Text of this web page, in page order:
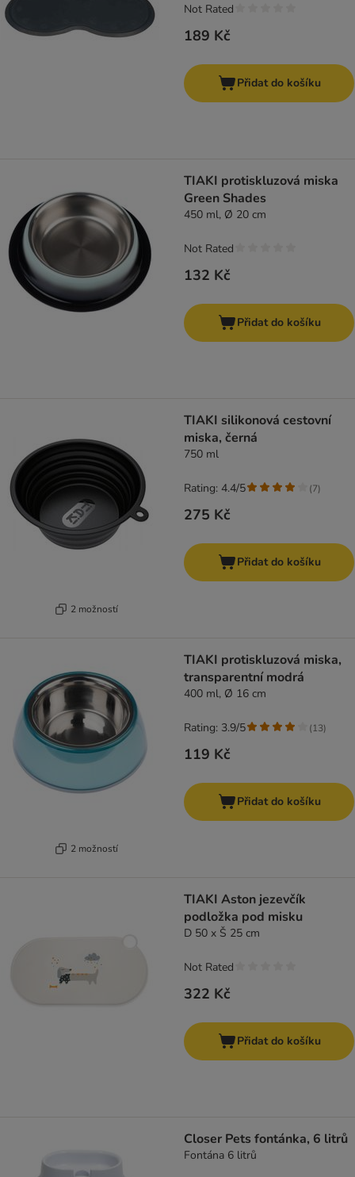
189 Kč
Not Rated
Přidat do košíku
TIAKI protiskluzová miska
Green Shades
450 ml, Ø 20 cm
132 Kč
Not Rated
Přidat do košíku
2 možností
TIAKI silikonová cestovní
miska, černá
750 ml
275 Kč
Rating: 4.4/5 (7)
Přidat do košíku
2 možností
TIAKI protiskluzová miska,
transparentní modrá
400 ml, Ø 16 cm
119 Kč
Rating: 3.9/5 (13)
Přidat do košíku
TIAKI Aston jezevčík
podložka pod misku
D 50 x Š 25 cm
322 Kč
Not Rated
Přidat do košíku
Closer Pets fontánka, 6 litrů
Fontána 6 litrů